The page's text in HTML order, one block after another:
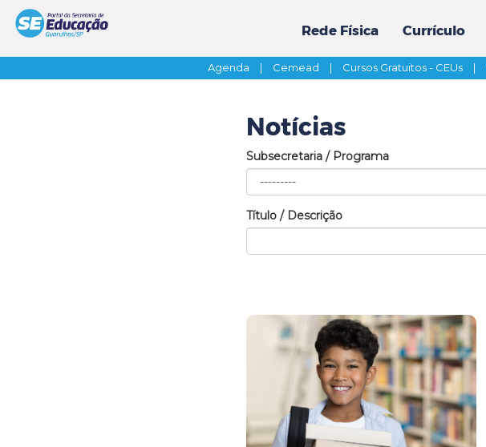
Rede Física Currículo
Agenda | Cemead | Cursos Gratuitos - CEUs |
Notícias
Subsecretaria / Programa
Título / Descrição